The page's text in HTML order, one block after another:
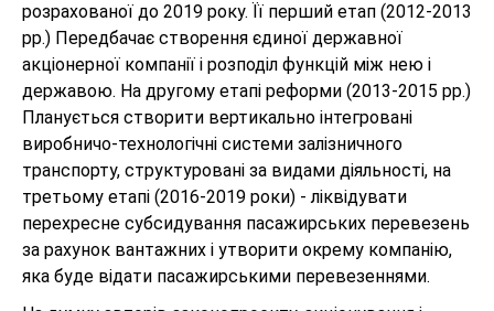
розрахованої до 2019 року. Її перший етап (2012-2013
рр.) Передбачає створення єдиної державної
акціонерної компанії і розподіл функцій між нею і
державою. На другому етапі реформи (2013-2015 рр.)
Планується створити вертикально інтегровані
виробничо-технологічні системи залізничного
транспорту, структуровані за видами діяльності, на
третьому етапі (2016-2019 роки) - ліквідувати
перехресне субсидування пасажирських перевезень
за рахунок вантажних і утворити окрему компанію,
яка буде відати пасажирськими перевезеннями.